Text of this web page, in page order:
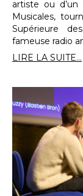
artiste ou d’un
Musicales,
Supérieure
fameuse radio
LIRE LA SUITE...